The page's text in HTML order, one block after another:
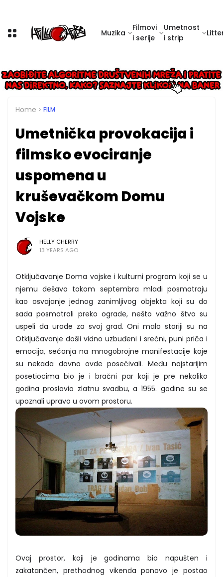
Muzika
Filmovi
i serije
Umetnost
i strip
Home FILM
Umetnička provokacija i
filmsko evociranje
uspomena u
kruševačkom Domu
Vojske
HELLY CHERRY
13 YEARS AGO
Otključavanje Doma vojske i kulturni program koji se u
njemu dešava tokom septembra mladi posmatraju
kao osvajanje jednog zanimljivog objekta koji su do
sada posmatrali preko ograde, nešto važno štvo su
uspeli da urade za svoj grad. Oni malo stariji su na
Otključavanje došli vidno uzbuđeni i srećni, puni priča i
emocija, sećanja na mnogobrojne manifestacije koje
su nekada davno ovde posećivali. Među najstarijim
posetiocima bio je i bračni par koji je pre nekoliko
godina proslavio zlatnu svadbu, a 1955. godine su se
upoznali upravo u ovom prostoru.
Ovaj prostor, koji je godinama bio napušten i
zakatančen, prethodnog vikenda ponovo je postao